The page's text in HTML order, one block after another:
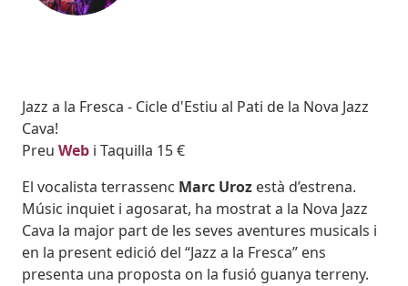
Subtitol
Jazz a la Fresca - Cicle d'Estiu al Pati de la Nova Jazz
Cava!
Body
Preu Web i Taquilla 15 €
El vocalista terrassenc Marc Uroz està d’estrena.
Músic inquiet i agosarat, ha mostrat a la Nova Jazz
Cava la major part de les seves aventures musicals i
en la present edició del “Jazz a la Fresca” ens
presenta una proposta on la fusió guanya terreny.